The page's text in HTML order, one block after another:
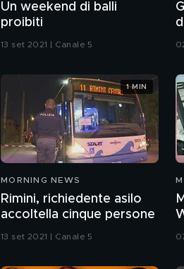
Un weekend di balli
proibiti
13 set 2021 | Canale 5
MORNING NEWS
Rimini, richiedente asilo
accoltella cinque persone
13 set 2021 | Canale 5
1 MIN